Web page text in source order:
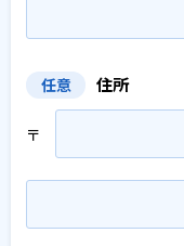
任意 住所
〒